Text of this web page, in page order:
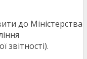
до Міністерства
звітності).